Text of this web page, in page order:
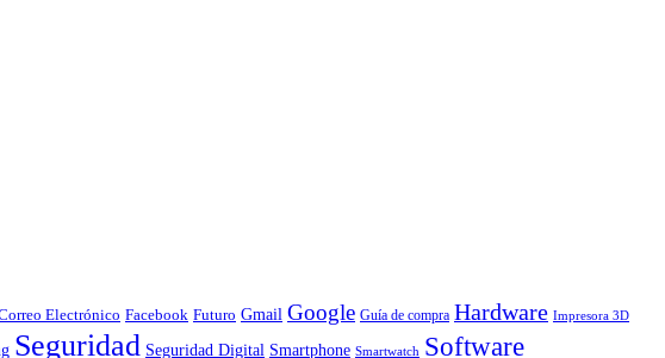
Electrónico Facebook Futuro Gmail Google Guía de compra Hardware Impresora 3D
Seguridad Seguridad Digital Smartphone Smartwatch Software